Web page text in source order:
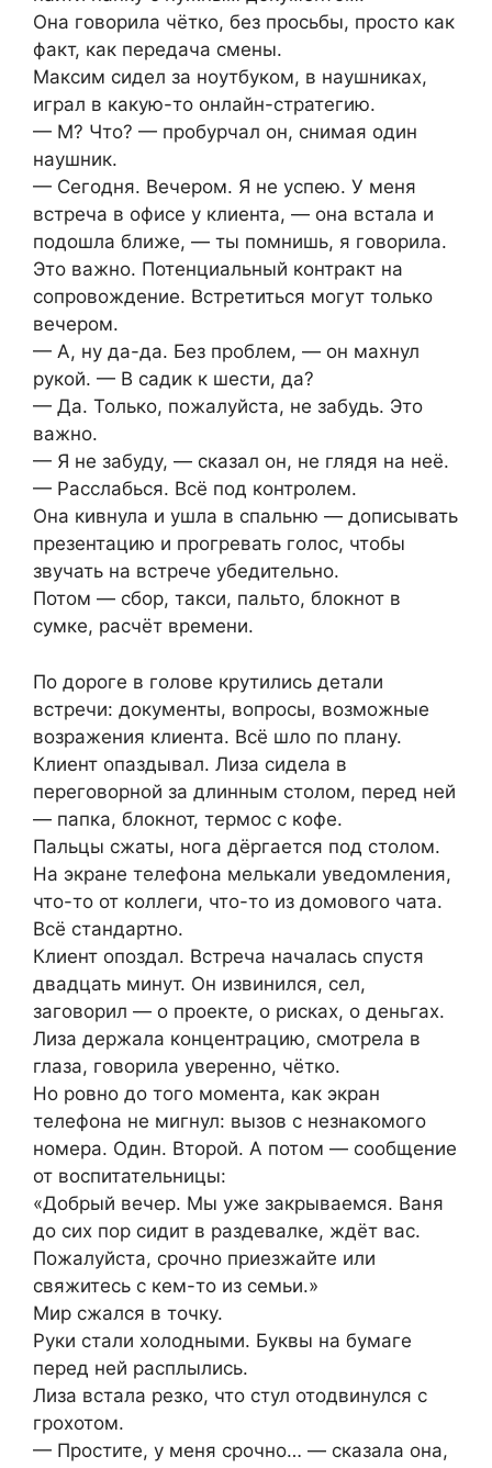
Она говорила чётко, без просьбы, просто как
факт, как передача смены.
Максим сидел за ноутбуком, в наушниках,
играл в какую-то онлайн-стратегию.
— М? Что? — пробурчал он, снимая один
наушник.
— Сегодня. Вечером. Я не успею. У меня
встреча в офисе у клиента, — она встала и
подошла ближе, — ты помнишь, я говорила.
Это важно. Потенциальный контракт на
сопровождение. Встретиться могут только
вечером.
— А, ну да-да. Без проблем, — он махнул
рукой. — В садик к шести, да?
— Да. Только, пожалуйста, не забудь. Это
важно.
— Я не забуду, — сказал он, не глядя на неё.
— Расслабься. Всё под контролем.
Она кивнула и ушла в спальню — дописывать
презентацию и прогревать голос, чтобы
звучать на встрече убедительно.
Потом — сбор, такси, пальто, блокнот в
сумке, расчёт времени.
По дороге в голове крутились детали
встречи: документы, вопросы, возможные
возражения клиента. Всё шло по плану.
Клиент опаздывал. Лиза сидела в
переговорной за длинным столом, перед ней
— папка, блокнот, термос с кофе.
Пальцы сжаты, нога дёргается под столом.
На экране телефона мелькали уведомления,
что-то от коллеги, что-то из домового чата.
Всё стандартно.
Клиент опоздал. Встреча началась спустя
двадцать минут. Он извинился, сел,
заговорил — о проекте, о рисках, о деньгах.
Лиза держала концентрацию, смотрела в
глаза, говорила уверенно, чётко.
Но ровно до того момента, как экран
телефона не мигнул: вызов с незнакомого
номера. Один. Второй. А потом — сообщение
от воспитательницы:
«Добрый вечер. Мы уже закрываемся. Ваня
до сих пор сидит в раздевалке, ждёт вас.
Пожалуйста, срочно приезжайте или
свяжитесь с кем-то из семьи.»
Мир сжался в точку.
Руки стали холодными. Буквы на бумаге
перед ней расплылись.
Лиза встала резко, что стул отодвинулся с
грохотом.
— Простите, у меня срочно… — сказала она,